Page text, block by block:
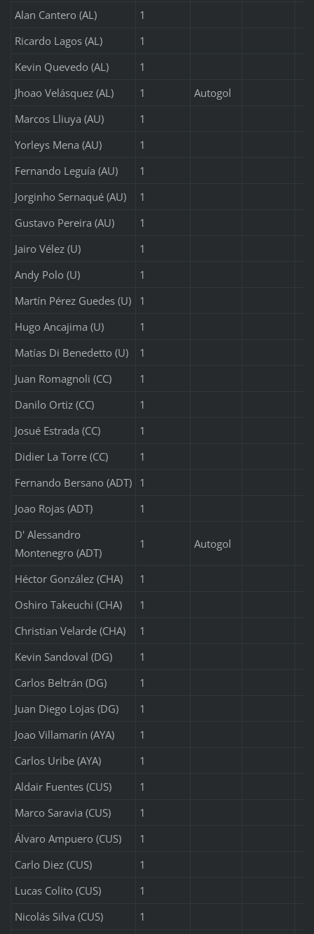
Alan Cantero (AL)
1
Ricardo Lagos (AL)
1
Kevin Quevedo (AL)
1
Jhoao Velásquez (AL)
1
Autogol
Marcos Lliuya (AU)
1
Yorleys Mena (AU)
1
Fernando Leguía (AU)
1
Jorginho Sernaqué (AU)
1
Gustavo Pereira (AU)
1
Jairo Vélez (U)
1
Andy Polo (U)
1
Martín Pérez Guedes (U)
1
Hugo Ancajima (U)
1
Matías Di Benedetto (U)
1
Juan Romagnoli (CC)
1
Danilo Ortiz (CC)
1
Josué Estrada (CC)
1
Didier La Torre (CC)
1
Fernando Bersano (ADT)
1
Joao Rojas (ADT)
1
D' Alessandro
Montenegro (ADT)
1 Autogol
Héctor González (CHA)
1
Oshiro Takeuchi (CHA)
1
Christian Velarde (CHA)
1
Kevin Sandoval (DG)
1
Carlos Beltrán (DG)
1
Juan Diego Lojas (DG)
1
Joao Villamarín (AYA)
1
Carlos Uribe (AYA)
1
Aldair Fuentes (CUS)
1
Marco Saravia (CUS)
1
Álvaro Ampuero (CUS)
1
Carlo Diez (CUS)
1
Lucas Colito (CUS)
1
Nicolás Silva (CUS)
1